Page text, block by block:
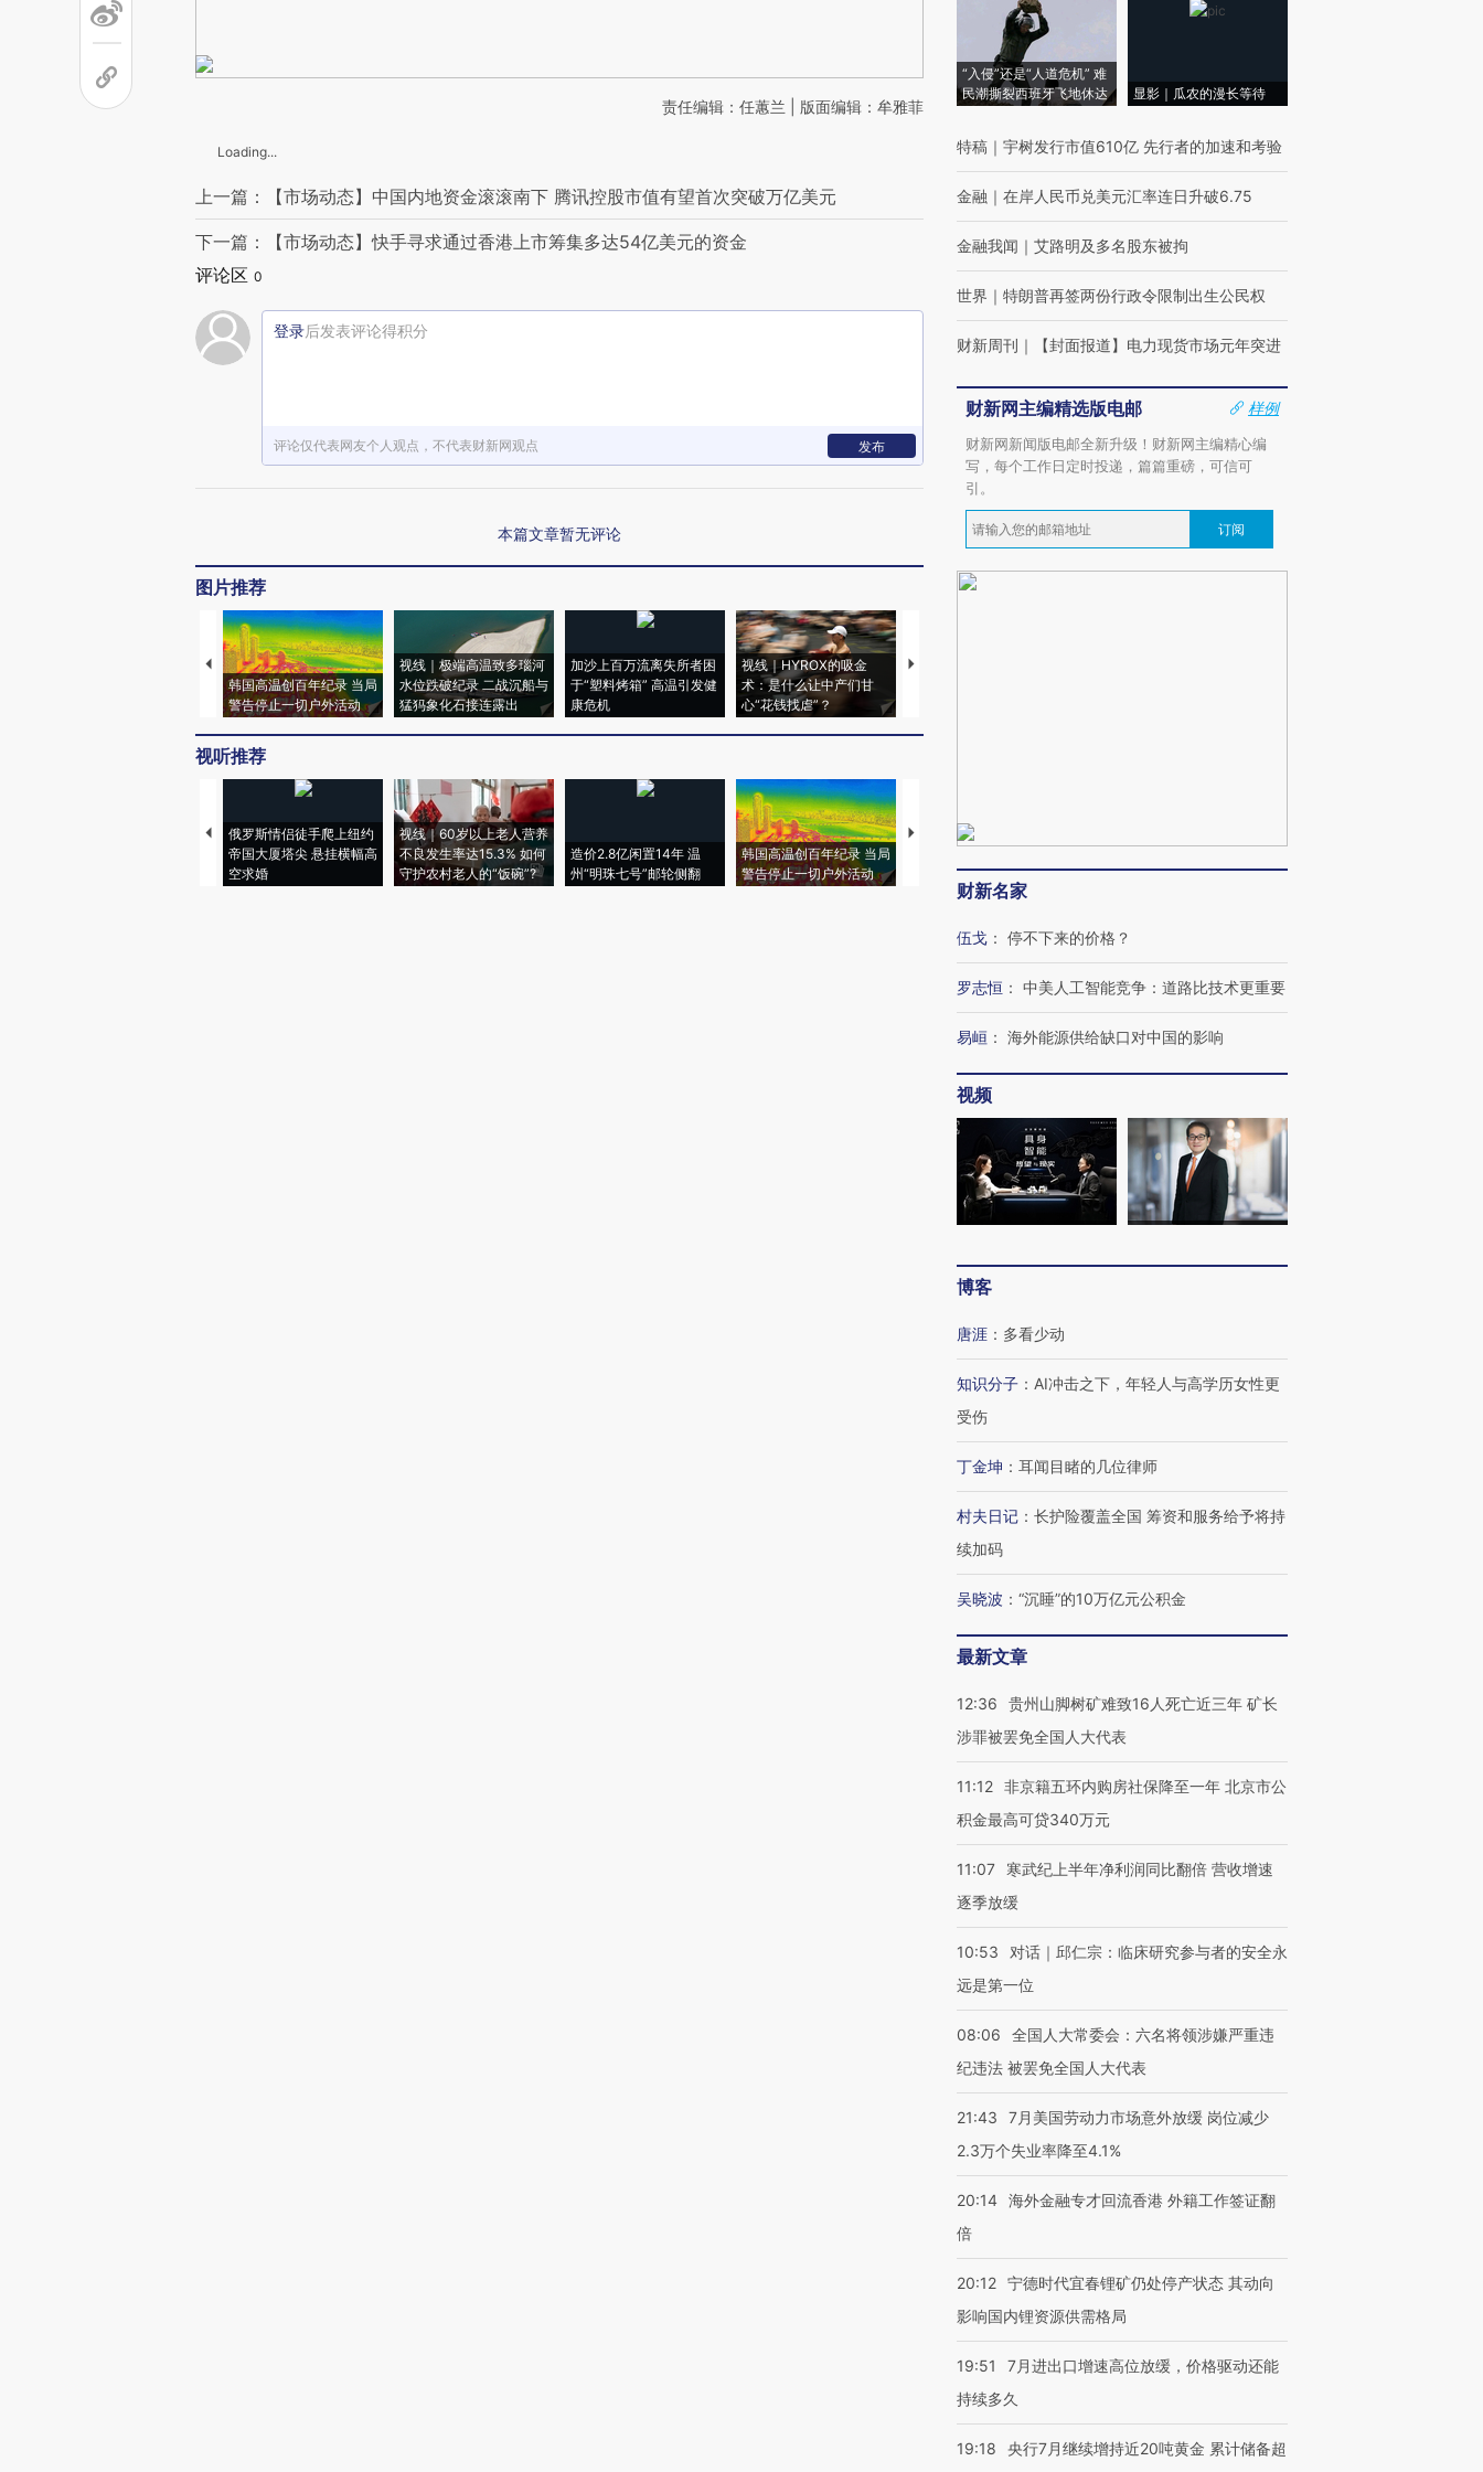
责任编辑：任蕙兰 | 版面编辑：牟雅菲
Loading...
上一篇：【市场动态】中国内地资金滚滚南下 腾讯控股市值有望首次突破万亿美元
下一篇：【市场动态】快手寻求通过香港上市筹集多达54亿美元的资金
评论区 0
登录后发表评论得积分
评论仅代表网友个人观点，不代表财新网观点 发布
本篇文章暂无评论
图片推荐
韩国高温创百年纪录 当局
警告停止一切户外活动
视线｜极端高温致多瑙河
水位跌破纪录 二战沉船与
猛犸象化石接连露出
加沙上百万流离失所者困
于“塑料烤箱” 高温引发健
康危机
视线｜HYROX的吸金
术：是什么让中产们甘
心“花钱找虐”？
马航飞行员跨国走私7万
视听推荐
俄罗斯情侣徒手爬上纽约
帝国大厦塔尖 悬挂横幅高
空求婚
视线｜60岁以上老人营养
不良发生率达15.3% 如何
守护农村老人的“饭碗”?
造价2.8亿闲置14年 温
州“明珠七号”邮轮侧翻
韩国高温创百年纪录 当局
警告停止一切户外活动
特朗普出席葬礼疑似打瞌
者“堕落的白痴”
阿根廷3-0阿尔及利亚
猛犸象化石接连露出
“入侵”还是“人道危机” 难
民潮撕裂西班牙飞地休达
显影｜瓜农的漫长等待
特稿 ｜ 宇树发行市值610亿 先行者的加速和考验
金融 ｜ 在岸人民币兑美元汇率连日升破6.75
金融我闻 ｜ 艾路明及多名股东被拘
世界 ｜ 特朗普再签两份行政令限制出生公民权
财新周刊 ｜ 【封面报道】电力现货市场元年突进
财新网主编精选版电邮
样例
财新网新闻版电邮全新升级！财新网主编精心编
写，每个工作日定时投递，篇篇重磅，可信可
引。
订阅
财新名家
伍戈 ： 停不下来的价格？
罗志恒 ： 中美人工智能竞争：道路比技术更重要
易峘 ： 海外能源供给缺口对中国的影响
视频
博客
唐涯 ： 多看少动
知识分子 ： AI冲击之下，年轻人与高学历女性更
受伤
丁金坤 ： 耳闻目睹的几位律师
村夫日记 ： 长护险覆盖全国 筹资和服务给予将持
续加码
吴晓波 ： “沉睡”的10万亿元公积金
最新文章
12:36
贵州山脚树矿难致16人死亡近三年 矿长
涉罪被罢免全国人大代表
11:12 非京籍五环内购房社保降至一年 北京市公
积金最高可贷340万元
11:07
寒武纪上半年净利润同比翻倍 营收增速
逐季放缓
10:53
对话｜邱仁宗：临床研究参与者的安全永
远是第一位
08:06
全国人大常委会：六名将领涉嫌严重违
纪违法 被罢免全国人大代表
21:43
7月美国劳动力市场意外放缓 岗位减少
2.3万个失业率降至4.1%
20:14 海外金融专才回流香港 外籍工作签证翻
倍
20:12 宁德时代宜春锂矿仍处停产状态 其动向
影响国内锂资源供需格局
19:51
7月进出口增速高位放缓，价格驱动还能
持续多久
19:18 央行7月继续增持近20吨黄金 累计储备超